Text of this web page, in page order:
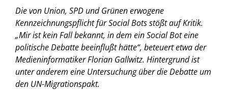
Die von Union, SPD und Grünen erwogene
Kennzeichnungspflicht für Social Bots stößt auf Kritik.
„Mir ist kein Fall bekannt, in dem ein Social Bot eine
politische Debatte beeinflußt hätte“, beteuert etwa der
Medieninformatiker Florian Gallwitz. Hintergrund ist
unter anderem eine Untersuchung über die Debatte um
den UN-Migrationspakt.